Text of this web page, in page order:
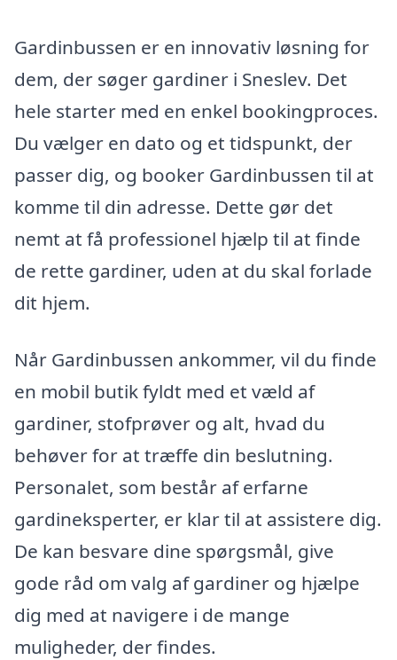
Gardinbussen er en innovativ løsning for
dem, der søger gardiner i Sneslev. Det
hele starter med en enkel bookingproces.
Du vælger en dato og et tidspunkt, der
passer dig, og booker Gardinbussen til at
komme til din adresse. Dette gør det
nemt at få professionel hjælp til at finde
de rette gardiner, uden at du skal forlade
dit hjem.
Når Gardinbussen ankommer, vil du finde
en mobil butik fyldt med et væld af
gardiner, stofprøver og alt, hvad du
behøver for at træffe din beslutning.
Personalet, som består af erfarne
gardineksperter, er klar til at assistere dig.
De kan besvare dine spørgsmål, give
gode råd om valg af gardiner og hjælpe
dig med at navigere i de mange
muligheder, der findes.